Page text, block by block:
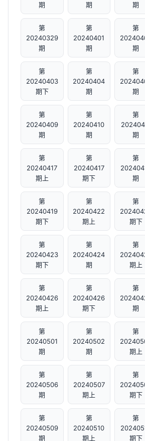
期
期
期
第
20240329
期
第
20240401
期
第
期
第
20240403
期下
第
20240404
期
第
期
第
20240409
期
第
20240410
期
第
期
第
20240417
期上
第
20240417
期下
第
期
第
20240419
期下
第
20240422
期上
第
期下
第
20240423
期下
第
20240424
期
第
期上
第
20240426
期上
第
20240426
期下
第
期
第
20240501
期
第
20240502
期
第
期上
第
20240506
期
第
20240507
期上
第
期下
第
20240509
期
第
20240510
期上
第
期下